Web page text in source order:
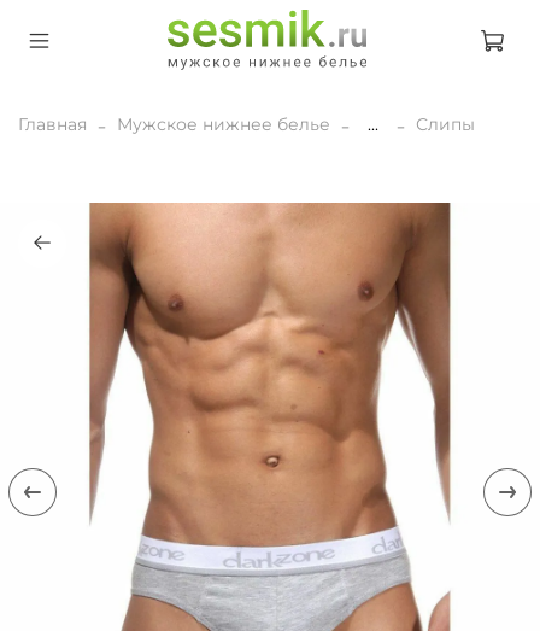
Главная Мужское нижнее белье ... Слипы